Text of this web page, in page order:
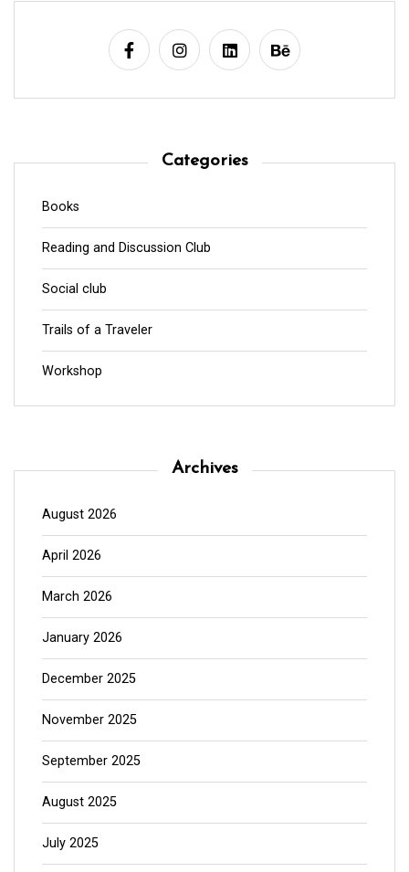
Categories
Books
Reading and Discussion Club
Social club
Trails of a Traveler
Workshop
Archives
August 2026
April 2026
March 2026
January 2026
December 2025
November 2025
September 2025
August 2025
July 2025